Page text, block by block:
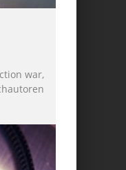
war,